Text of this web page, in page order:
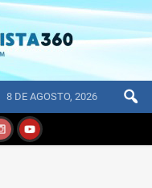
8 DE AGOSTO, 2026